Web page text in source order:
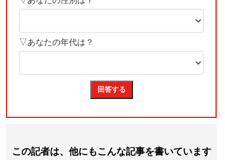
この記者は、他にもこんな記事を書いています